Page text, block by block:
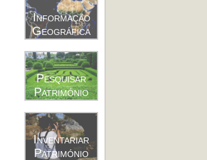
Informação
Geográfica
Pesquisar
Património
Inventariar
Património